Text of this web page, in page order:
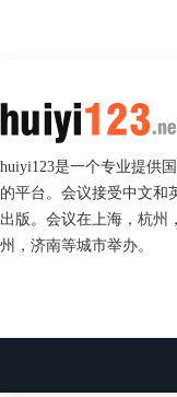
huiyi123是一个专业提供
的平台。会议接受中文和
出版。会议在上海，杭州
州，济南等城市举办。